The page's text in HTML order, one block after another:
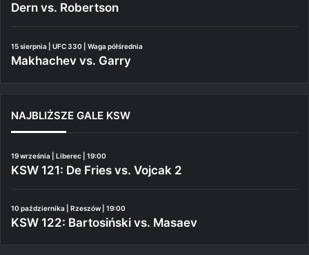
Dern vs. Robertson
15 sierpnia | UFC 330 | Waga półśrednia
Makhachev vs. Garry
NAJBLIŻSZE GALE KSW
19 września | Liberec | 19:00
KSW 121: De Fries vs. Vojcak 2
10 października | Rzeszów | 19:00
KSW 122: Bartosiński vs. Masaev